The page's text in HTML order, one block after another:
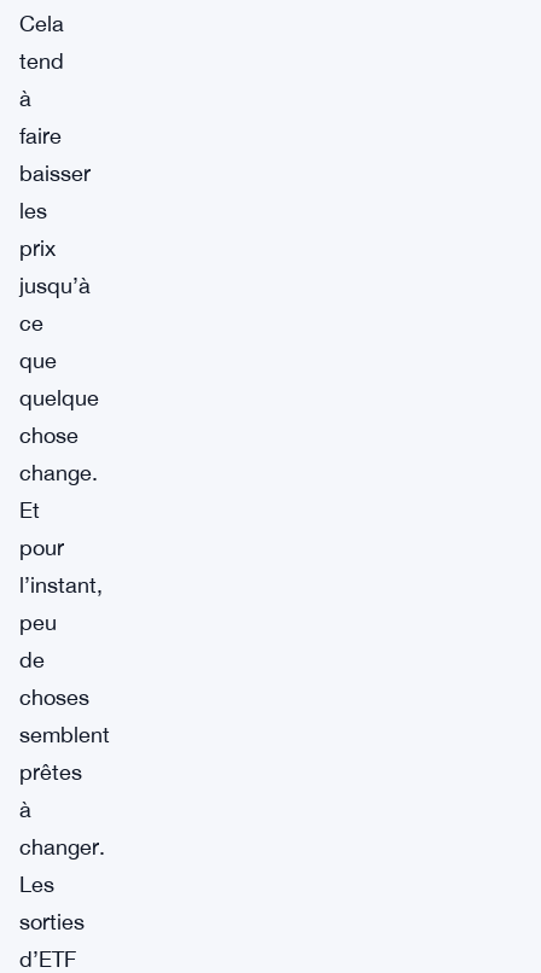
Cela
tend
à
faire
baisser
les
prix
jusqu’à
ce
que
quelque
chose
change.
Et
pour
l’instant,
peu
de
choses
semblent
prêtes
à
changer.
Les
sorties
d’ETF